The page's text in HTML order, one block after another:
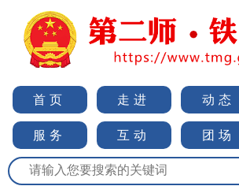
首页 走进 动态
服务 互动 团场